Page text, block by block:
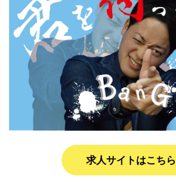
求人サイトはこちら